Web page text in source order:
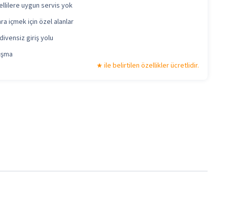
uygun servis yok
içmek için özel alanlar
giriş yolu
ile belirtilen özellikler ücretlidir.